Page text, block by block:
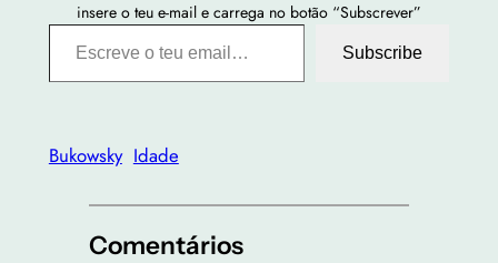
insere o teu e-mail e carrega no botão “Subscrever”
Escreve o teu email…
Subscribe
Bukowsky Idade
Comentários